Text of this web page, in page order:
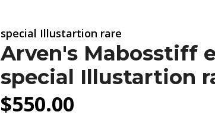
special Illustartion rare
Arven's Mabosstiff
special Illustartion
$550.00